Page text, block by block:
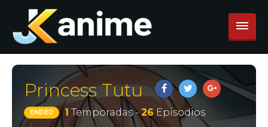
Princess Tutu
ENDED 1 Temporadas -26 Episodios